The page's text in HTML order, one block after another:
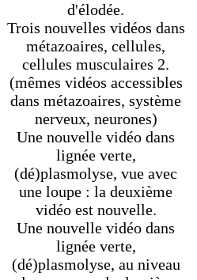
d'élodée.
Trois nouvelles vidéos dans
métazoaires, cellules,
cellules musculaires 2.
(mêmes vidéos accessibles
dans métazoaires, système
nerveux, neurones)
Une nouvelle vidéo dans
lignée verte,
(dé)plasmolyse, vue avec
une loupe : la deuxième
vidéo est nouvelle.
Une nouvelle vidéo dans
lignée verte,
(dé)plasmolyse, au niveau